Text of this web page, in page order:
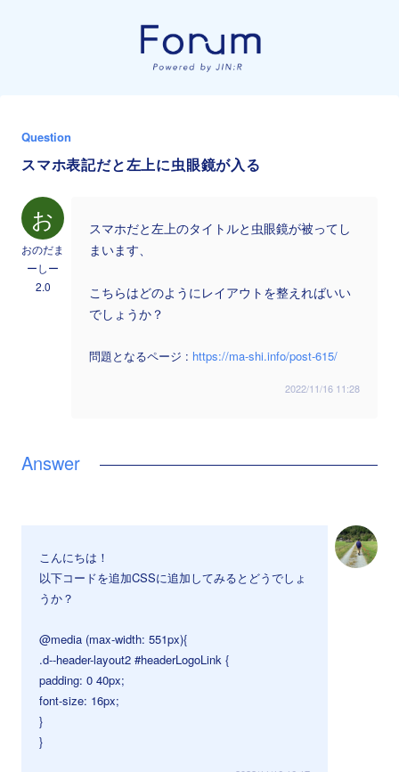
Question
スマホ表記だと左上に虫眼鏡が入る
お
おのだま
ーしー
2.0
スマホだと左上のタイトルと虫眼鏡が被ってし
まいます、
こちらはどのようにレイアウトを整えればいい
でしょうか？
問題となるページ : https://ma-shi.info/post-615/
2022/11/16 11:28
こんにちは！
以下コードを追加CSSに追加してみるとどうでしょ
うか？
@media (max-width: 551px){
.d--header-layout2 #headerLogoLink {
padding: 0 40px;
font-size: 16px;
}
}